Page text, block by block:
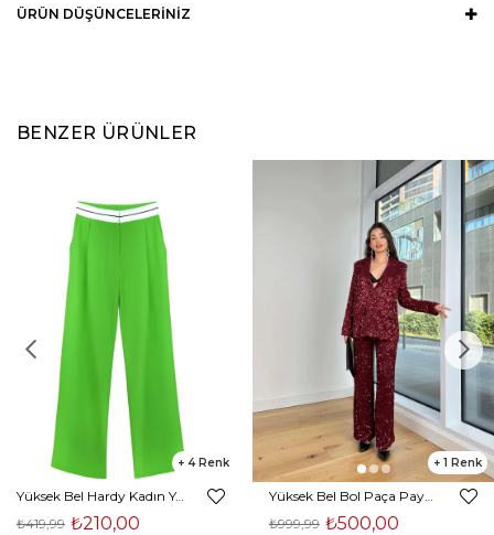
ÜRÜN DÜŞÜNCELERINIZ
BENZER ÜRÜNLER
4
Yüksek Bel Hardy Kadın Yeşil Palazzo Pantolon 23K000407
₺210,00
₺419,99
1
₺500,00
₺999,99